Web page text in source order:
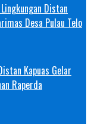
Distan
Desa Pulau Telo
Kapuas Gelar
Raperda